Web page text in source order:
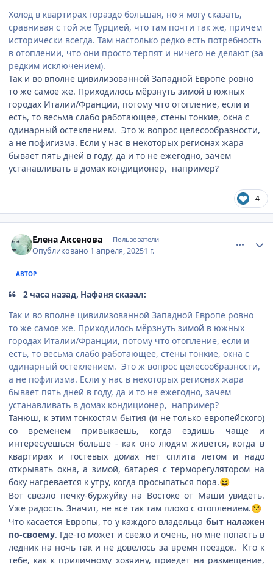
Холод в квартирах гораздо большая, но я могу сказать,
сравнивая с той же Турцией, что там почти так же, причем
исторически всегда. Там настолько редко есть потребность
в отоплении, что они просто терпят и ничего не делают (за
редким исключением).
Так и во вполне цивилизованной Западной Европе ровно
то же самое же. Приходилось мёрзнуть зимой в южных
городах Италии/Франции, потому что отопление, если и
есть, то весьма слабо работающее, стены тонкие, окна с
одинарный остеклением. Это ж вопрос целесообразности,
а не пофигизма. Если у нас в некоторых регионах жара
бывает пять дней в году, да и то не ежегодно, зачем
устанавливать в домах кондиционер, например?
4
Елена Аксенова Пользователи
Опубликовано 1 апреля, 20251 г.
АВТОР
2 часа назад, Нафаня сказал:
Так и во вполне цивилизованной Западной Европе ровно
то же самое же. Приходилось мёрзнуть зимой в южных
городах Италии/Франции, потому что отопление, если и
есть, то весьма слабо работающее, стены тонкие, окна с
одинарный остеклением. Это ж вопрос целесообразности,
а не пофигизма. Если у нас в некоторых регионах жара
бывает пять дней в году, да и то не ежегодно, зачем
устанавливать в домах кондиционер, например?
Танюш, к этим тонкостям бытия (и не только европейского)
со временем привыкаешь, когда ездишь чаще и
интересуешься больше - как оно людям живется, когда в
квартирах и гостевых домах нет сплита летом и надо
открывать окна, а зимой, батарея с терморегулятором на
боку нагревается к утру, когда просыпаться пора.😆
Вот свезло печку-буржуйку на Востоке от Маши увидеть.
Уже радость. Значит, не всё так там плохо с отоплением.😚
Что касается Европы, то у каждого владельца быт налажен
по-своему. Где-то может и свежо и очень, но мне попасть в
ледник на ночь так и не довелось за время поездок. Кто к
тебе, как к приличному хозяину, приедет на размещение,